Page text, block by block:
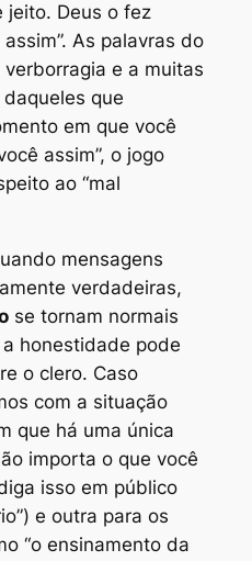
jeito. Deus o fez
As palavras do
e a muitas
que
em que você
assim”, o jogo
ao “mal
mensagens
verdadeiras,
se tornam normais
honestidade pode
o clero. Caso
com a situação
que há uma única
importa o que você
isso em público
e outra para os
“o ensinamento da